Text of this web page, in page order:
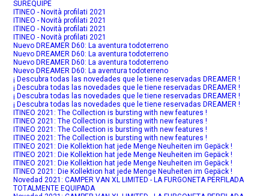
SURÉQUIPÉ
ITINEO - Novità profilati 2021
ITINEO - Novità profilati 2021
ITINEO - Novità profilati 2021
ITINEO - Novità profilati 2021
Nuevo DREAMER D60: La aventura todoterreno
Nuevo DREAMER D60: La aventura todoterreno
Nuevo DREAMER D60: La aventura todoterreno
Nuevo DREAMER D60: La aventura todoterreno
¡ Descubra todas las novedades que le tiene reservadas DREAMER !
¡ Descubra todas las novedades que le tiene reservadas DREAMER !
¡ Descubra todas las novedades que le tiene reservadas DREAMER !
¡ Descubra todas las novedades que le tiene reservadas DREAMER !
ITINEO 2021: The Collection is bursting with new features !
ITINEO 2021: The Collection is bursting with new features !
ITINEO 2021: The Collection is bursting with new features !
ITINEO 2021: The Collection is bursting with new features !
ITINEO 2021: Die Kollektion hat jede Menge Neuheiten im Gepäck !
ITINEO 2021: Die Kollektion hat jede Menge Neuheiten im Gepäck !
ITINEO 2021: Die Kollektion hat jede Menge Neuheiten im Gepäck !
ITINEO 2021: Die Kollektion hat jede Menge Neuheiten im Gepäck !
Novedad 2021: CAMPER VAN XL LIMITED - LA FURGONETA PERFILADA
TOTALMENTE EQUIPADA